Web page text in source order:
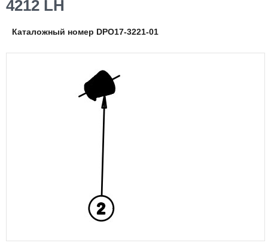
4212 LH
Каталожный номер DPO17-3221-01